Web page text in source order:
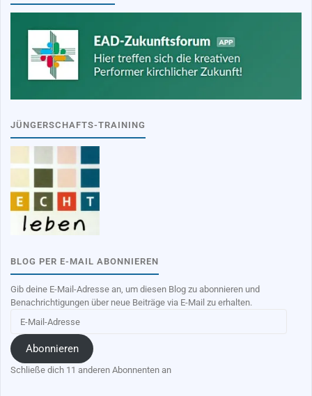
JÜNGERSCHAFTS-TRAINING
BLOG PER E-MAIL ABONNIEREN
Gib deine E-Mail-Adresse an, um diesen Blog zu abonnieren und
Benachrichtigungen über neue Beiträge via E-Mail zu erhalten.
Mail-
Adresse
Abonnieren
Schließe dich 11 anderen Abonnenten an